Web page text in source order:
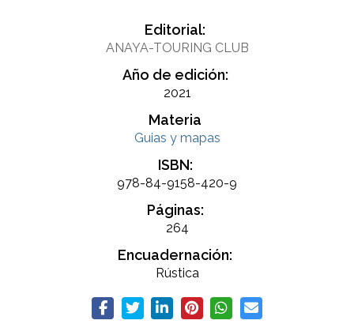
Editorial:
ANAYA-TOURING CLUB
Año de edición:
2021
Materia
Guias y mapas
ISBN:
978-84-9158-420-9
Páginas:
264
Encuadernación:
Rústica